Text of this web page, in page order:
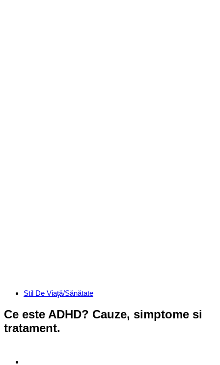
CategoriesStil De Viaţă/Sănătate
Ce este ADHD? Cauze, simptome si
tratament.